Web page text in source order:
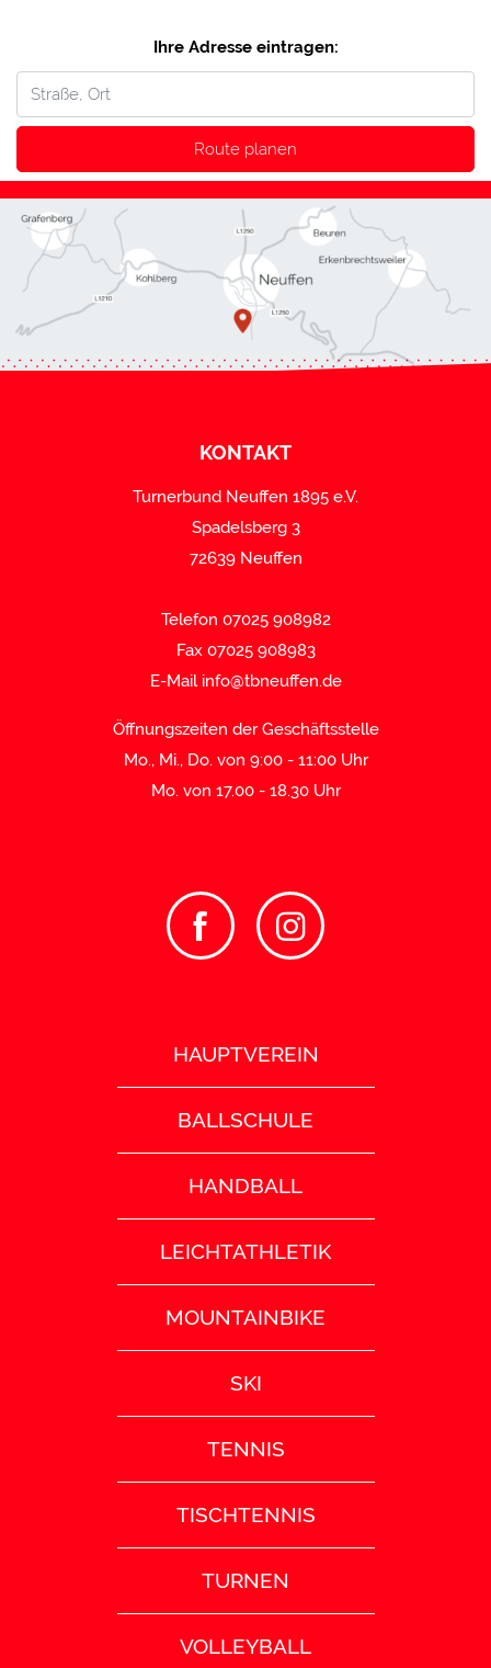
Ihre Adresse eintragen:
Route planen
KONTAKT
Turnerbund Neuffen 1895 e.V.
Spadelsberg 3
72639 Neuffen
Telefon 07025 908982
Fax 07025 908983
E-Mail info@tbneuffen.de
Öffnungszeiten der Geschäftsstelle
Mo., Mi., Do. von 9:00 - 11:00 Uhr
Mo. von 17.00 - 18.30 Uhr
HAUPTVEREIN
BALLSCHULE
HANDBALL
LEICHTATHLETIK
MOUNTAINBIKE
SKI
TENNIS
TISCHTENNIS
TURNEN
VOLLEYBALL